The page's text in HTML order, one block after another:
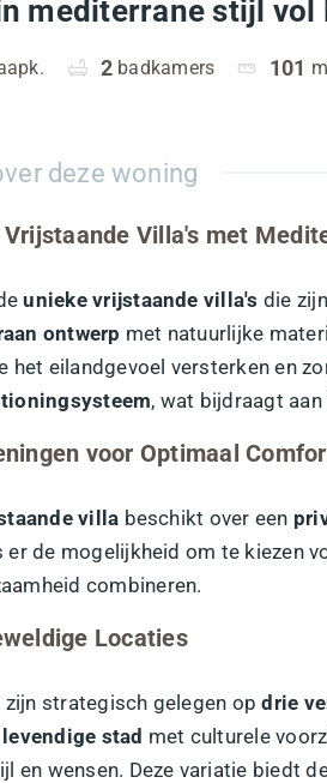
mediterrane stijl vol
2 badkamers 101
deze woning
Vrijstaande Villa's met
unieke vrijstaande villa's die
ontwerp met natuurlijke
het eilandgevoel versterken en
, wat bijdraagt
voor Optimaal
villa beschikt over een
er de mogelijkheid om te kiezen
combineren.
Locaties
zijn strategisch gelegen opdrie
levendige stad met culturele
en wensen. Deze variatie biedt